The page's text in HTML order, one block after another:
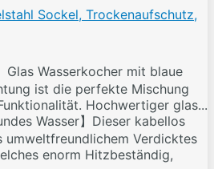
Sockel, Trockenaufschutz,
Glas Wasserkocher mit blaue
ist die perfekte Mischung
Hochwertiger glas...
Wasser】Dieser kabellos
umweltfreundlichem Verdicktes
enorm Hitzbeständig,